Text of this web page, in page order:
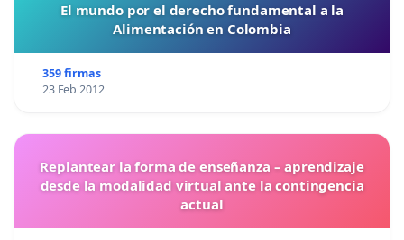
El mundo por el derecho fundamental a la
Alimentación en Colombia
359 firmas
23 Feb 2012
Replantear la forma de enseñanza – aprendizaje
desde la modalidad virtual ante la contingencia
actual